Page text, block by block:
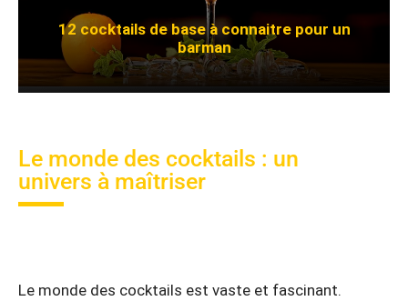
12 cocktails de base à connaitre pour un
barman
Le monde des cocktails : un
univers à maîtriser
Le monde des cocktails est vaste et fascinant.